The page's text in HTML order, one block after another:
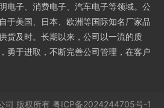
电子、消费电子、汽车电子等领域。公
于美国、日本、欧洲等国际知名厂家品
货及时。长期以来，公司以一流的质
勇于进取，不断完善公司管理，在客户
司 版权所有 粤ICP备2024244705号-1